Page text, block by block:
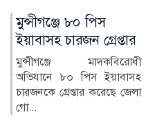
বিএনপির দুই পক্ষের
পাল্টাপাল্টি কর্মসূচি ঘিরে
সুনামগঞ্জে ১৪৪ ধারা
জারি
সুনামগঞ্জের দিরাইয়ে বিএনপির
দুই পক্ষের পাল্টাপাল্টি